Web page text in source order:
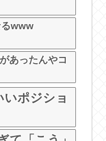
るwww
あったんやコ
ポジショ